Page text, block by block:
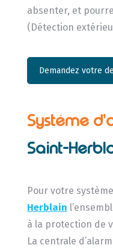
absenter, et
(Détection
Demandez votre
Systéme
Saint-
Pour votre
Herblain
à la protection de
La centrale